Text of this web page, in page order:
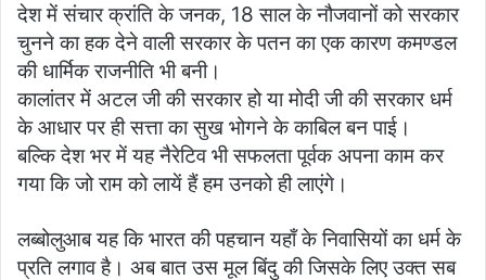
देश में संचार क्रांति के जनक, 18 साल के नौजवानों को सरकार
चुनने का हक देने वाली सरकार के पतन का एक कारण कमण्डल
की धार्मिक राजनीति भी बनी।
कालांतर में अटल जी की सरकार हो या मोदी जी की सरकार धर्म
के आधार पर ही सत्ता का सुख भोगने के काबिल बन पाई।
बल्कि देश भर में यह नैरेटिव भी सफलता पूर्वक अपना काम कर
गया कि जो राम को लायें हैं हम उनको ही लाएंगे।
लब्बोलुआब यह कि भारत की पहचान यहाँ के निवासियों का धर्म के
प्रति लगाव है। अब बात उस मूल बिंदु की जिसके लिए उक्त सब